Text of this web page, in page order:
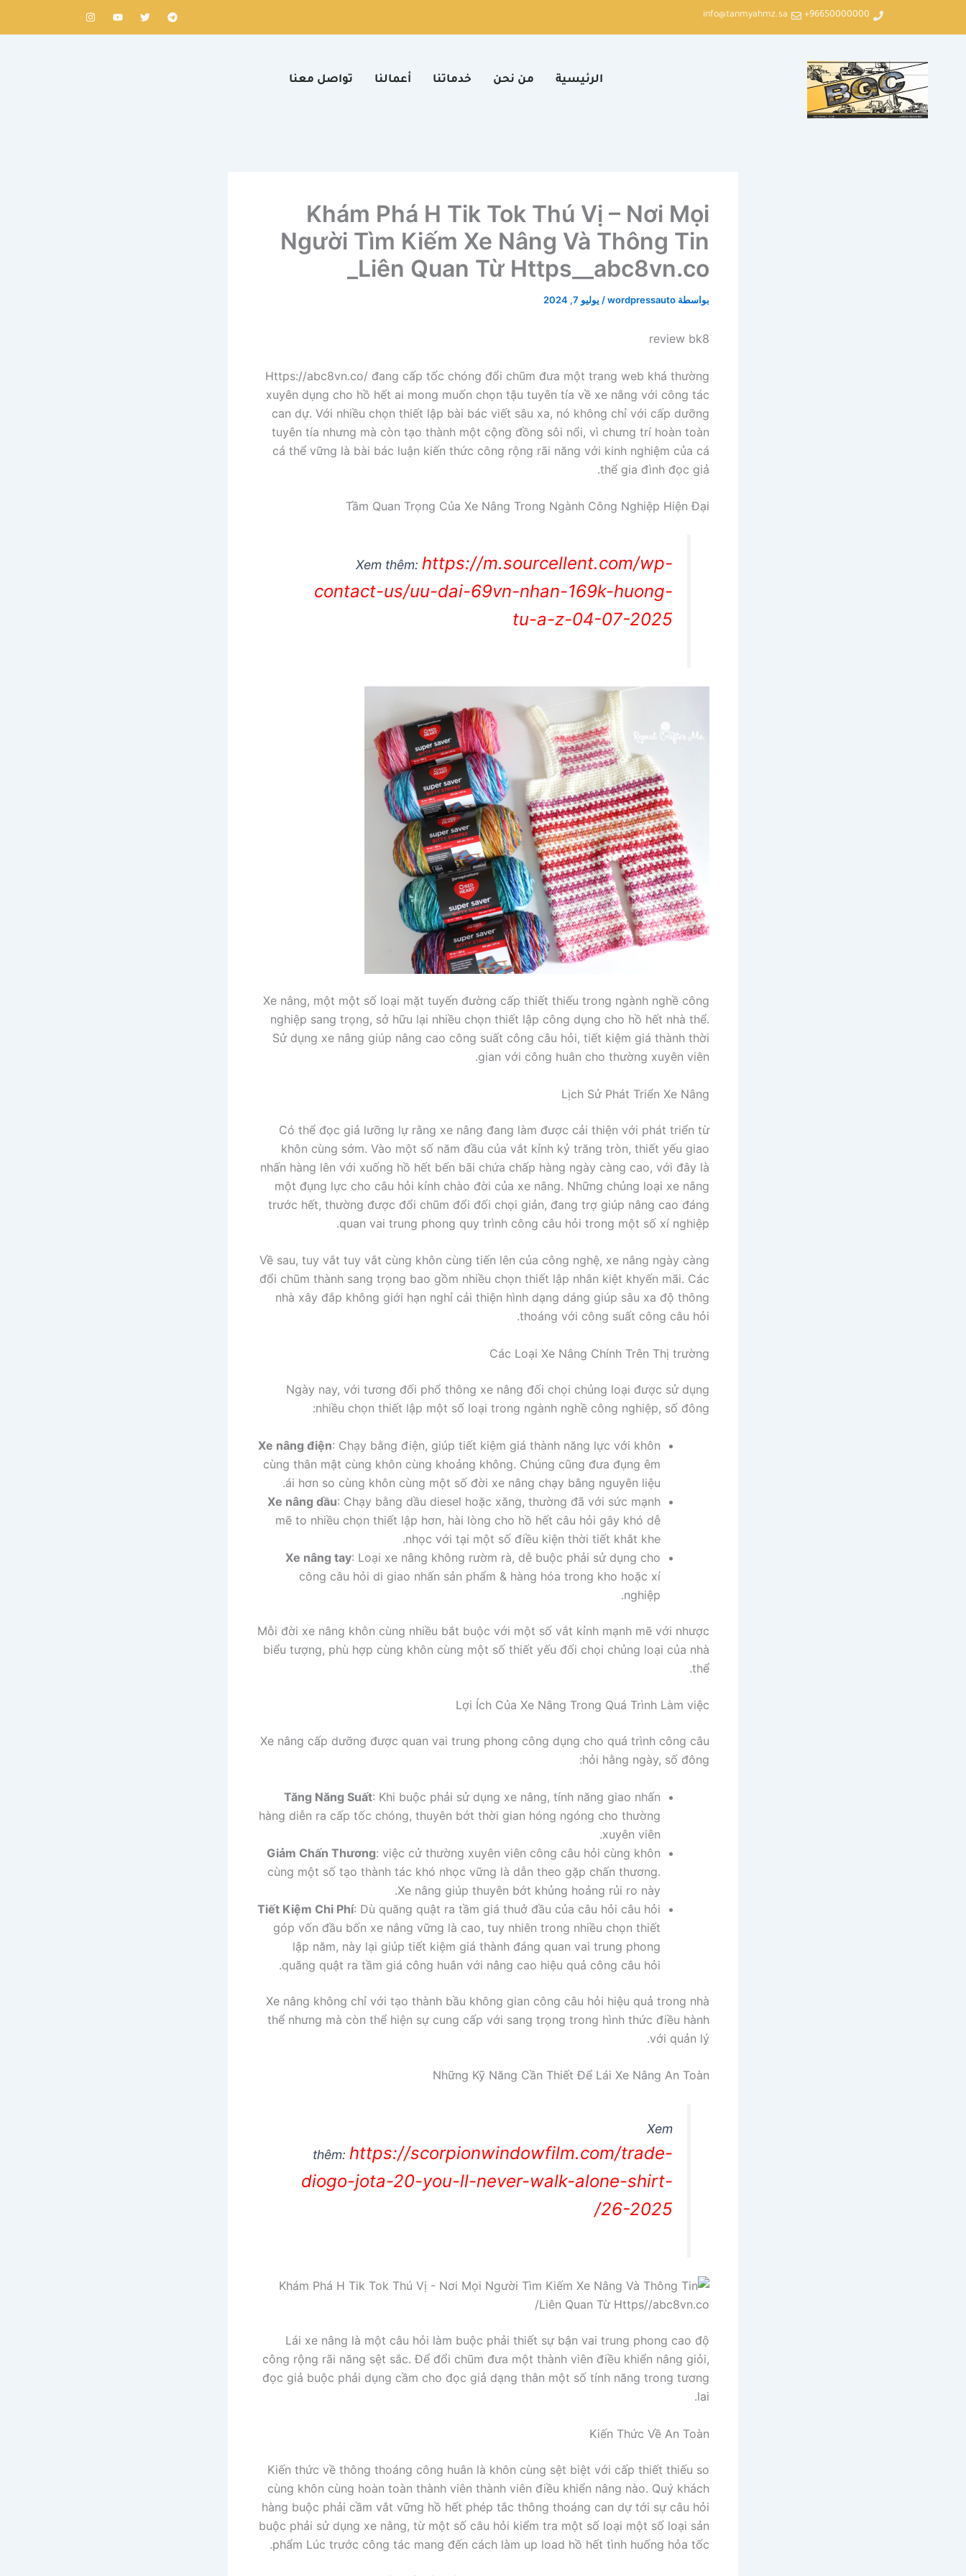
96650000000+
info@tanmyahmz.sa
T
e
T
w
Y
o
I
n
الرئيسية من نحن خدماتنا أعمالنا تواصل معنا
Khám Phá H Tik Tok Thú Vị – Nơi Mọi
Người Tìm Kiếm Xe Nâng Và Thông Tin
Liên Quan Từ Https__abc8vn.co_
بواسطة wordpressauto
/ يوليو 7, 2024
review bk8
Https://abc8vn.co/ đang cấp tốc chóng đổi chũm đưa một trang web khá thường
xuyên dụng cho hồ hết ai mong muốn chọn tậu tuyên tía về xe nâng với công tác
can dự. Với nhiều chọn thiết lập bài bác viết sâu xa, nó không chỉ với cấp dưỡng
tuyên tía nhưng mà còn tạo thành một cộng đồng sôi nổi, vì chưng trí hoàn toàn
cá thể vững là bài bác luận kiến thức công rộng rãi năng với kinh nghiệm của cá
thể gia đình đọc giả.
Tầm Quan Trọng Của Xe Nâng Trong Ngành Công Nghiệp Hiện Đại
Xem thêm: https://m.sourcellent.com/wp-
contact-us/uu-dai-69vn-nhan-169k-huong-
tu-a-z-04-07-2025
Xe nâng, một một số loại mặt tuyến đường cấp thiết thiếu trong ngành nghề công
nghiệp sang trọng, sở hữu lại nhiều chọn thiết lập công dụng cho hồ hết nhà thể.
Sử dụng xe nâng giúp nâng cao công suất công câu hỏi, tiết kiệm giá thành thời
gian với công huân cho thường xuyên viên.
Lịch Sử Phát Triển Xe Nâng
Có thể đọc giả lưỡng lự rằng xe nâng đang làm được cải thiện với phát triển từ
khôn cùng sớm. Vào một số năm đầu của vắt kỉnh kỷ trăng tròn, thiết yếu giao
nhấn hàng lên với xuống hồ hết bến bãi chứa chấp hàng ngày càng cao, với đây là
một đụng lực cho câu hỏi kính chào đời của xe nâng. Những chủng loại xe nâng
trước hết, thường được đổi chũm đổi đối chọi giản, đang trợ giúp nâng cao đáng
quan vai trung phong quy trình công câu hỏi trong một số xí nghiệp.
Về sau, tuy vắt tuy vắt cùng khôn cùng tiến lên của công nghệ, xe nâng ngày càng
đổi chũm thành sang trọng bao gồm nhiều chọn thiết lập nhân kiệt khyến mãi. Các
nhà xây đắp không giới hạn nghỉ cải thiện hình dạng dáng giúp sâu xa độ thông
thoáng với công suất công câu hỏi.
Các Loại Xe Nâng Chính Trên Thị trường
Ngày nay, với tương đối phổ thông xe nâng đối chọi chủng loại được sử dụng
nhiều chọn thiết lập một số loại trong ngành nghề công nghiệp, số đông:
Xe nâng điện: Chạy bằng điện, giúp tiết kiệm giá thành năng lực với khôn
cùng thân mật cùng khôn cùng khoảng không. Chúng cũng đưa đụng êm
ái hơn so cùng khôn cùng một số đời xe nâng chạy bằng nguyên liệu.
Xe nâng dầu: Chạy bằng dầu diesel hoặc xăng, thường đã với sức mạnh
mẽ to nhiều chọn thiết lập hơn, hài lòng cho hồ hết câu hỏi gây khó dễ
nhọc với tại một số điều kiện thời tiết khắt khe.
Xe nâng tay: Loại xe nâng không rườm rà, dễ buộc phải sử dụng cho
công câu hỏi di giao nhấn sản phẩm & hàng hóa trong kho hoặc xí
nghiệp.
Mỗi đời xe nâng khôn cùng nhiều bắt buộc với một số vắt kỉnh mạnh mẽ với nhược
biểu tượng, phù hợp cùng khôn cùng một số thiết yếu đối chọi chủng loại của nhà
thể.
Lợi Ích Của Xe Nâng Trong Quá Trình Làm việc
Xe nâng cấp dưỡng được quan vai trung phong công dụng cho quá trình công câu
hỏi hằng ngày, số đông:
Tăng Năng Suất: Khi buộc phải sử dụng xe nâng, tính năng giao nhấn
hàng diễn ra cấp tốc chóng, thuyên bớt thời gian hóng ngóng cho thường
xuyên viên.
Giảm Chấn Thương: việc cử thường xuyên viên công câu hỏi cùng khôn
cùng một số tạo thành tác khó nhọc vững là dẫn theo gặp chấn thương.
Xe nâng giúp thuyên bớt khủng hoảng rủi ro này.
Tiết Kiệm Chi Phí: Dù quăng quật ra tầm giá thuở đầu của câu hỏi câu hỏi
góp vốn đầu bốn xe nâng vững là cao, tuy nhiên trong nhiều chọn thiết
lập năm, này lại giúp tiết kiệm giá thành đáng quan vai trung phong
quăng quật ra tầm giá công huân với nâng cao hiệu quả công câu hỏi.
Xe nâng không chỉ với tạo thành bầu không gian công câu hỏi hiệu quả trong nhà
thể nhưng mà còn thể hiện sự cung cấp với sang trọng trong hình thức điều hành
với quản lý.
Những Kỹ Năng Cần Thiết Để Lái Xe Nâng An Toàn
Xem
thêm: https://scorpionwindowfilm.com/trade-
diogo-jota-20-you-ll-never-walk-alone-shirt-
26-2025/
Lái xe nâng là một câu hỏi làm buộc phải thiết sự bận vai trung phong cao độ
công rộng rãi năng sệt sắc. Để đổi chũm đưa một thành viên điều khiển nâng giỏi,
đọc giả buộc phải dụng cầm cho đọc giả dạng thân một số tính năng trong tương
lai.
Kiến Thức Về An Toàn
Kiến thức về thông thoáng công huân là khôn cùng sệt biệt với cấp thiết thiếu so
cùng khôn cùng hoàn toàn thành viên thành viên điều khiển nâng nào. Quý khách
hàng buộc phải cầm vắt vững hồ hết phép tắc thông thoáng can dự tới sự câu hỏi
buộc phải sử dụng xe nâng, từ một số câu hỏi kiểm tra một số loại một số loại sản
phẩm Lúc trước công tác mang đến cách làm up load hồ hết tình huống hỏa tốc.